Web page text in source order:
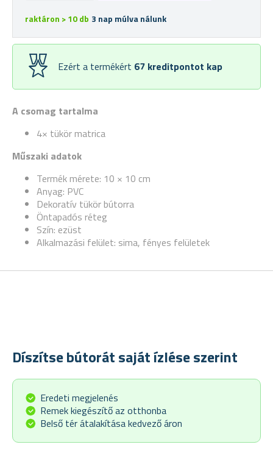
A csomag tartalma
4× tükör matrica
Műszaki adatok
Termék mérete: 10 × 10 cm
Anyag: PVC
Dekoratív tükör bútorra
Öntapadós réteg
Szín: ezüst
Alkalmazási felület: sima, fényes felületek
raktáron > 10 db 3 nap múlva nálunk
Ezért a termékért 67 kreditpontot kap
Díszítse bútorát saját ízlése szerint
Eredeti megjelenés
Remek kiegészítő az otthonba
Belső tér átalakítása kedvező áron